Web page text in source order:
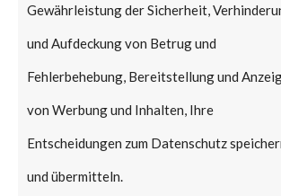
Gewährleistung der Sicherheit,
und Aufdeckung von Betrug und
Fehlerbehebung, Bereitstellung und
von Werbung und Inhalten, Ihre
Entscheidungen zum Datenschutz
und übermitteln.
What is the Vendor
At the time of posting,
no patch available; Ivanti
released workarounds as